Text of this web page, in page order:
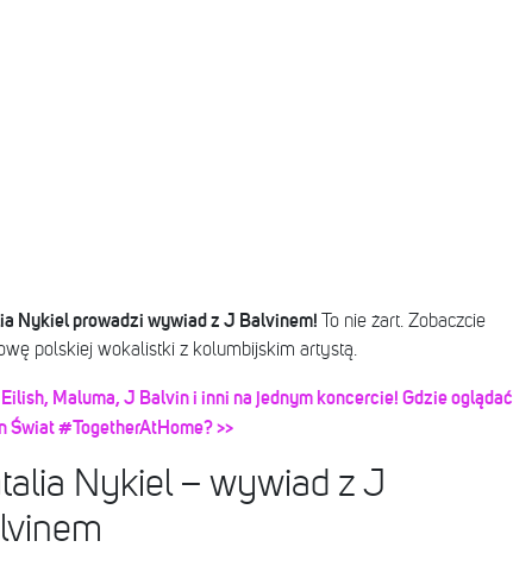
Nykiel prowadzi wywiad z J Balvinem!
To nie żart. Zobaczcie
polskiej wokalistki z kolumbijskim artystą.
Maluma, J Balvin i inni na jednym koncercie! Gdzie oglądać
Świat #TogetherAtHome? >>
Nykiel – wywiad z J